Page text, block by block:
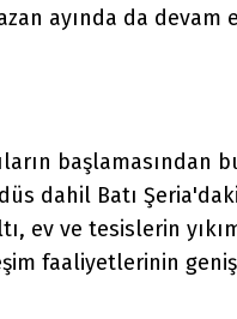
ayında da devam
başlamasından
dahil Batı Şeria'daki
ev ve tesislerin
faaliyetlerinin